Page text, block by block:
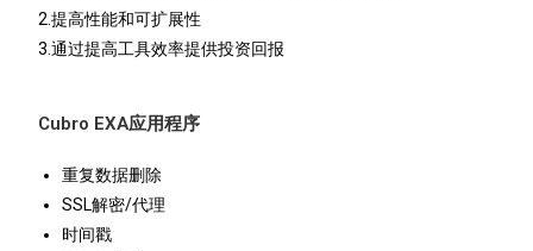
2.提高性能和可扩展性
3.通过提高工具效率提供投资回报
Cubro EXA应用程序
重复数据删除
SSL解密/代理
时间戳